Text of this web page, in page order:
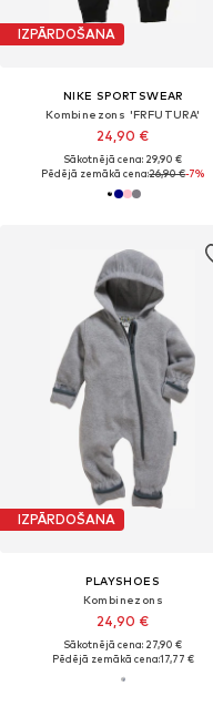
IZPĀRDOŠANA
NIKE SPORTSWEAR
Kombinezons 'FRFUTURA'
24,90 €
Sākotnējā cena: 29,90 €
Pēdējā zemākā cena:26,90 €-7%
IZPĀRDOŠANA
PLAYSHOES
Kombinezons
24,90 €
Sākotnējā cena: 27,90 €
Pēdējā zemākā cena:17,77 €